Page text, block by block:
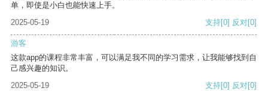
单，即使是小白也能快速上手。
2025-05-19
支持[0] 反对[0]
游客
这款app的课程非常丰富，可以满足我不同的学习需求，让我能够找到自
己感兴趣的知识。
2025-05-19
支持[0] 反对[0]